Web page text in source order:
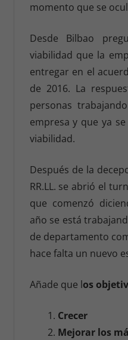
momento que se
Desde Bilbao
viabilidad que la
entregar en el
de 2016. La
personas
empresa y que ya
viabilidad.
Después de la
RR.LL. se abrió el
que comenzó
año se está
de departamento
hace falta un nuevo
Añade que los
1. Crecer
2. Mejorar los